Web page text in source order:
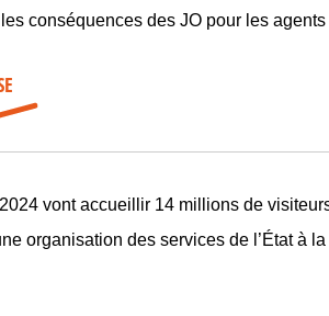
conséquences des JO pour les
vont accueillir 14 millions de
organisation des services de l’État à